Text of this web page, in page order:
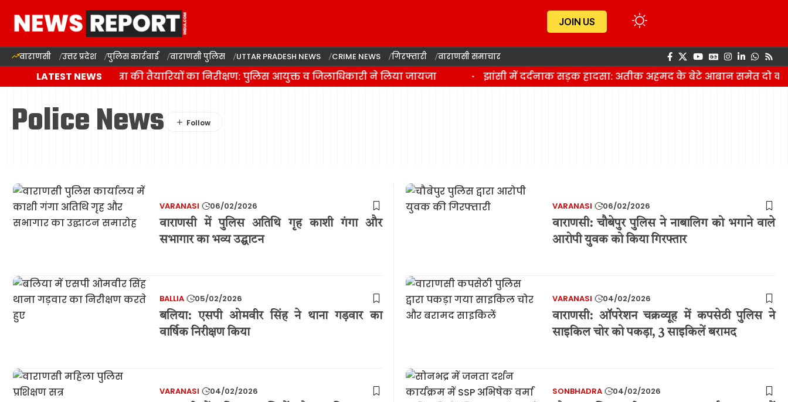
JOIN US
वाराणसी उत्तर प्रदेश पुलिस कार्रवाई वाराणसी पुलिस UTTAR PRADESH NEWS CRIME NEWS गिरफ्तारी वाराणसी समाचार
LATEST NEWS
वाराणसी में कांवड़ यात्रा की तैयारियों का निरीक्षण: पुलिस आयुक्त व जिलाधिकारी ने लिया जायजा झांसी में दर्दनाक सड़क हादसा: अतीक अहमद के बेटे आबान समेत दो की
Police News
VARANASI 06/02/2026
वाराणसी में पुलिस अतिथि गृह काशी गंगा और
सभागार का भव्य उद्घाटन
VARANASI 06/02/2026
वाराणसी: चौबेपुर पुलिस ने नाबालिग को भगाने वाले
आरोपी युवक को किया गिरफ्तार
BALLIA 05/02/2026
बलिया: एसपी ओमवीर सिंह ने थाना गड़वार का
वार्षिक निरीक्षण किया
VARANASI 04/02/2026
वाराणसी: ऑपरेशन चक्रव्यूह में कपसेठी पुलिस ने
साइकिल चोर को पकड़ा, 3 साइकिलें बरामद
VARANASI 04/02/2026 SONBHADRA 04/02/2026